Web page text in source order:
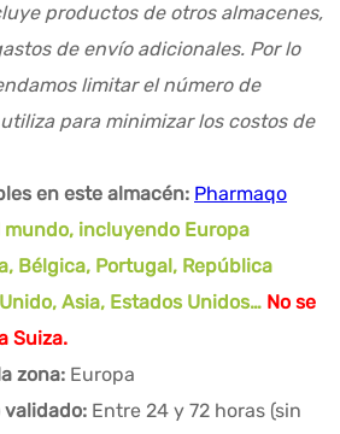
productos de otros almacenes,
de envío adicionales. Por lo
limitar el número de
para minimizar los costos de
en este almacén: Pharmaqo
mundo, incluyendo Europa
Bélgica, Portugal, República
Asia, Estados Unidos… No se
Suiza.
zona: Europa
validado: Entre 24 y 72 horas (sin